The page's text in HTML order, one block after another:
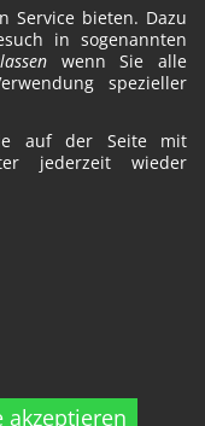
Service bieten. Dazu
in sogenannten
wenn Sie alle
spezieller
auf der Seite mit
jederzeit wieder
akzeptieren